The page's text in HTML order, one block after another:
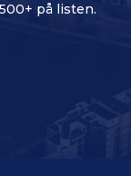
på listen.